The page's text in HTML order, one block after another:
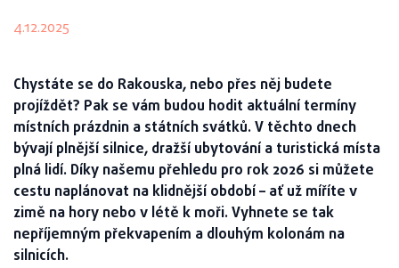
4.12.2025
Chystáte se do Rakouska, nebo přes něj budete
projíždět? Pak se vám budou hodit aktuální termíny
místních prázdnin a státních svátků. V těchto dnech
bývají plnější silnice, dražší ubytování a turistická místa
plná lidí. Díky našemu přehledu pro rok 2026 si můžete
cestu naplánovat na klidnější období – ať už míříte v
zimě na hory nebo v létě k moři. Vyhnete se tak
nepříjemným překvapením a dlouhým kolonám na
silnicích.